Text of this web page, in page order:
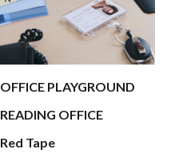
OFFICE PLAYGROUND
READING OFFICE
Red Tape